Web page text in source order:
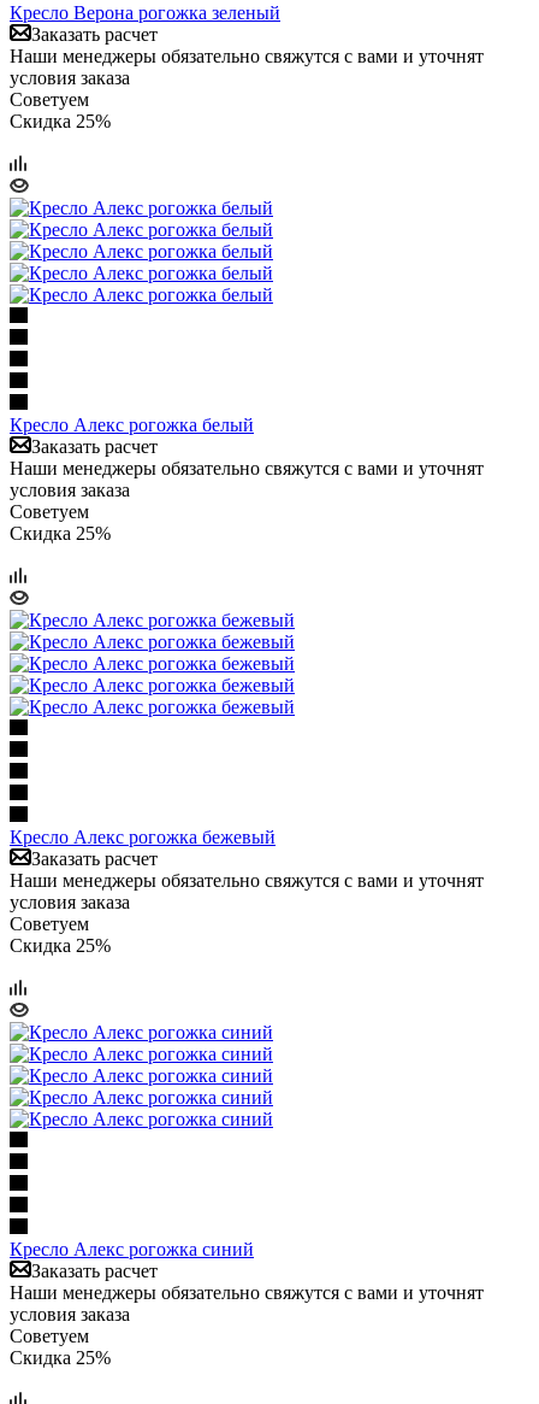
Кресло Верона рогожка зеленый
Заказать расчет
Наши менеджеры обязательно свяжутся с вами и уточнят
условия заказа
Советуем
Скидка 25%
Кресло Алекс рогожка белый
Заказать расчет
Наши менеджеры обязательно свяжутся с вами и уточнят
условия заказа
Советуем
Скидка 25%
Кресло Алекс рогожка бежевый
Заказать расчет
Наши менеджеры обязательно свяжутся с вами и уточнят
условия заказа
Советуем
Скидка 25%
Кресло Алекс рогожка синий
Заказать расчет
Наши менеджеры обязательно свяжутся с вами и уточнят
условия заказа
Советуем
Скидка 25%